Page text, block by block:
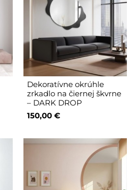
Dekoratívne okrúhle
zrkadlo na čiernej škvrne
– DARK DROP
150,00 €